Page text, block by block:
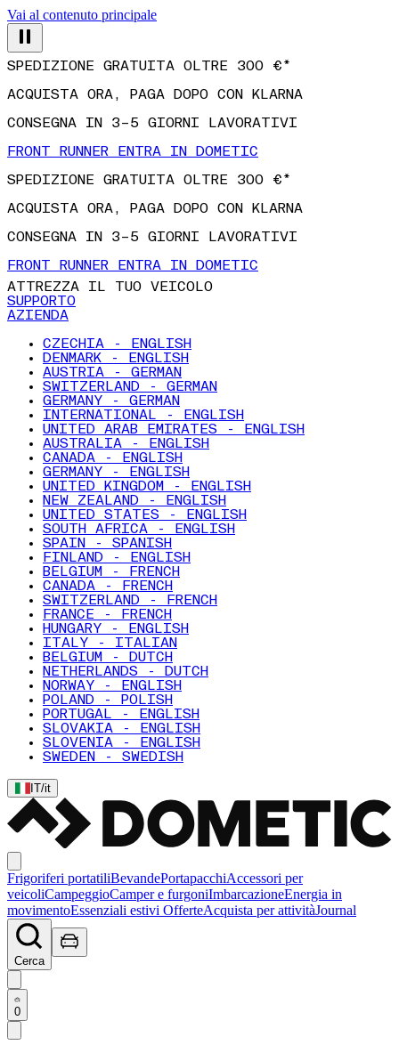
Vai al contenuto principale
ACQUISTA ORA, PAGA DOPO CON KLARNA
CONSEGNA IN 3–5 GIORNI LAVORATIVI
FRONT RUNNER ENTRA IN DOMETIC
SPEDIZIONE GRATUITA OLTRE 300 €*
ACQUISTA ORA, PAGA DOPO CON KLARNA
CONSEGNA IN 3–5 GIORNI LAVORATIVI
FRONT RUNNER ENTRA IN DOMETIC
ATTREZZA IL TUO VEICOLO
SUPPORTO
AZIENDA
CZECHIA - ENGLISH
DENMARK - ENGLISH
AUSTRIA - GERMAN
SWITZERLAND - GERMAN
GERMANY - GERMAN
INTERNATIONAL - ENGLISH
UNITED ARAB EMIRATES - ENGLISH
AUSTRALIA - ENGLISH
CANADA - ENGLISH
GERMANY - ENGLISH
UNITED KINGDOM - ENGLISH
NEW ZEALAND - ENGLISH
UNITED STATES - ENGLISH
SOUTH AFRICA - ENGLISH
SPAIN - SPANISH
FINLAND - ENGLISH
BELGIUM - FRENCH
CANADA - FRENCH
SWITZERLAND - FRENCH
FRANCE - FRENCH
HUNGARY - ENGLISH
ITALY - ITALIAN
BELGIUM - DUTCH
NETHERLANDS - DUTCH
NORWAY - ENGLISH
POLAND - POLISH
PORTUGAL - ENGLISH
SLOVAKIA - ENGLISH
SLOVENIA - ENGLISH
SWEDEN - SWEDISH
IT/it
Frigoriferi portatiliBevandePortapacchiAccessori per
veicoliCampeggioCamper e furgoniImbarcazioneEnergia in
movimentoEssenziali estivi OfferteAcquista per attivitàJournal
Cerca
0